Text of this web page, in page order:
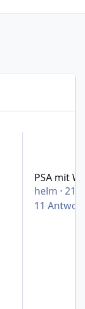
FolieFolie
PSA mit
helm ·21.
11